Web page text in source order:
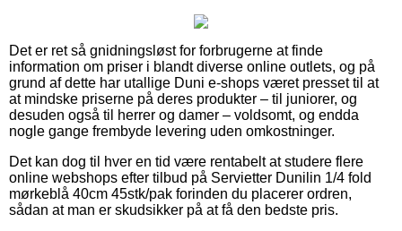
Det er ret så gnidningsløst for forbrugerne at finde
information om priser i blandt diverse online outlets, og på
grund af dette har utallige Duni e-shops været presset til at
at mindske priserne på deres produkter – til juniorer, og
desuden også til herrer og damer – voldsomt, og endda
nogle gange frembyde levering uden omkostninger.
Det kan dog til hver en tid være rentabelt at studere flere
online webshops efter tilbud på Servietter Dunilin 1/4 fold
mørkeblå 40cm 45stk/pak forinden du placerer ordren,
sådan at man er skudsikker på at få den bedste pris.